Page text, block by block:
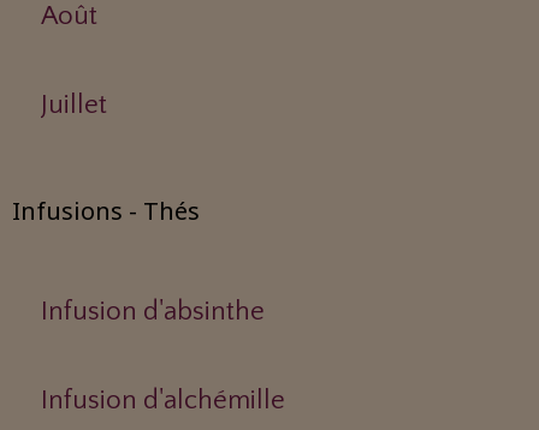
Août
Juillet
Infusions - Thés
Infusion d'absinthe
Infusion d'alchémille